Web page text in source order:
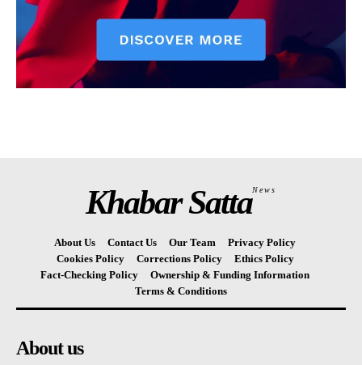
Khabar SattaNews
About Us Contact Us Our Team
Privacy Policy
Cookies Policy
Corrections Policy
Ethics Policy
Fact-Checking Policy
Ownership & Funding Information
Terms & Conditions
About us